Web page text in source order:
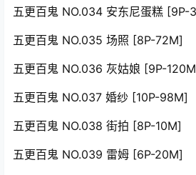
五更百鬼 NO.034 安东尼蛋糕 [9P-
五更百鬼 NO.035 场照 [8P-72M]
五更百鬼 NO.036 灰姑娘 [9P-
五更百鬼 NO.037 婚纱 [10P-98M]
五更百鬼 NO.038 街拍 [8P-10M]
五更百鬼 NO.039 雷姆 [6P-20M]